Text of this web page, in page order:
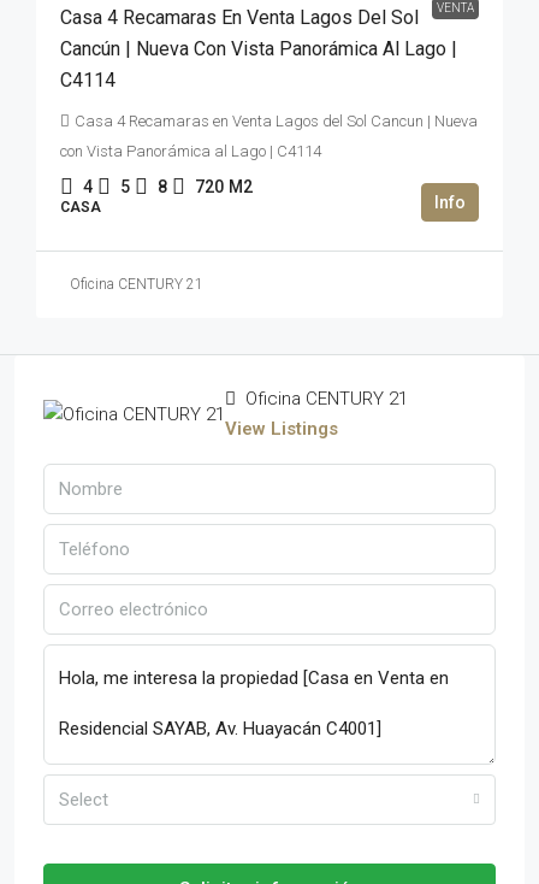
VENTA
Casa 4 Recamaras En Venta Lagos Del Sol
Cancún | Nueva Con Vista Panorámica Al Lago |
C4114
Casa 4 Recamaras en Venta Lagos del Sol Cancun | Nueva
con Vista Panorámica al Lago | C4114
4 5 8 720 M2
CASA
Oficina CENTURY 21
Oficina CENTURY 21
View Listings
Select